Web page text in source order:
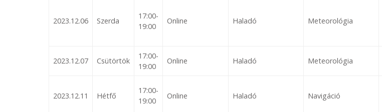
2023.12.06 Szerda
17:00-
19:00
Online Haladó Meteorológia
2023.12.07 Csütörtök
17:00-
19:00
Online Haladó Meteorológia
2023.12.11 Hétfő
17:00-
19:00
Online Haladó Navigáció